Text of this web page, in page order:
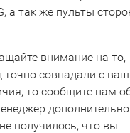
а так же пульты
внимание на то,
точно совпадали с
то сообщите нам
дополнительно
получилось, что вы